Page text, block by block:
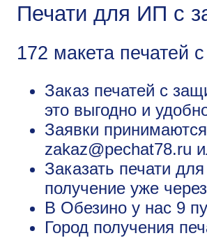
Печати для ИП с
172 макета печатей
Заказ печатей с
это выгодно и
Заявки
zakaz@pechat78.ru
Заказать печати
получение уже
В Обезино у нас 9
Город получения